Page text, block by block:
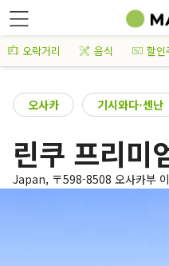
오락거리 음식 할인
오사카 기시와다·센난
린쿠 프리미
Japan, 〒598-8508 오사카부